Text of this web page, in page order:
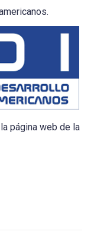
página web de la